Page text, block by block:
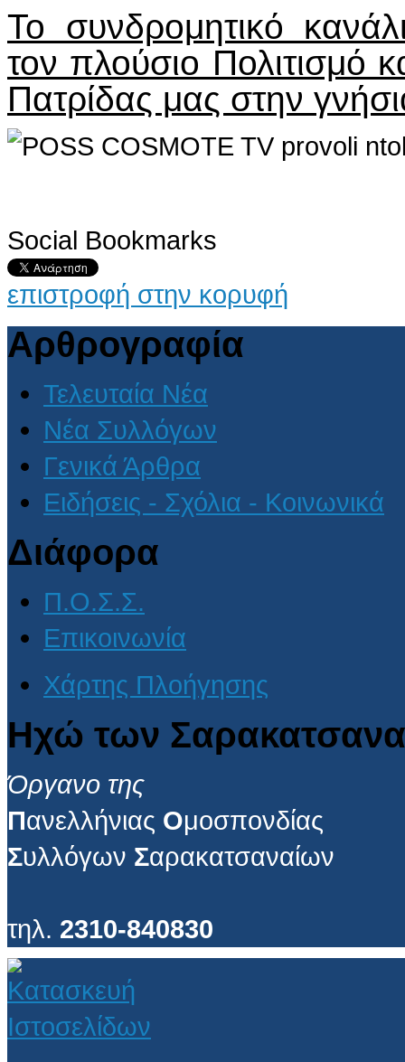
To συνδρομητικό
τον πλούσιο Πολιτισμό
Πατρίδας μας στην
Social Bookmarks
επιστροφή στην κορυφή
Αρθρογραφία
Τελευταία Νέα
Νέα Συλλόγων
Γενικά Άρθρα
Ειδήσεις - Σχόλια - Κοινωνικά
Διάφορα
Π.Ο.Σ.Σ.
Επικοινωνία
Χάρτης Πλοήγησης
Ηχώ των
Όργανο της
Πανελλήνιας Ομοσπονδίας
Συλλόγων Σαρακατσαναίων
τηλ. 2310-840830